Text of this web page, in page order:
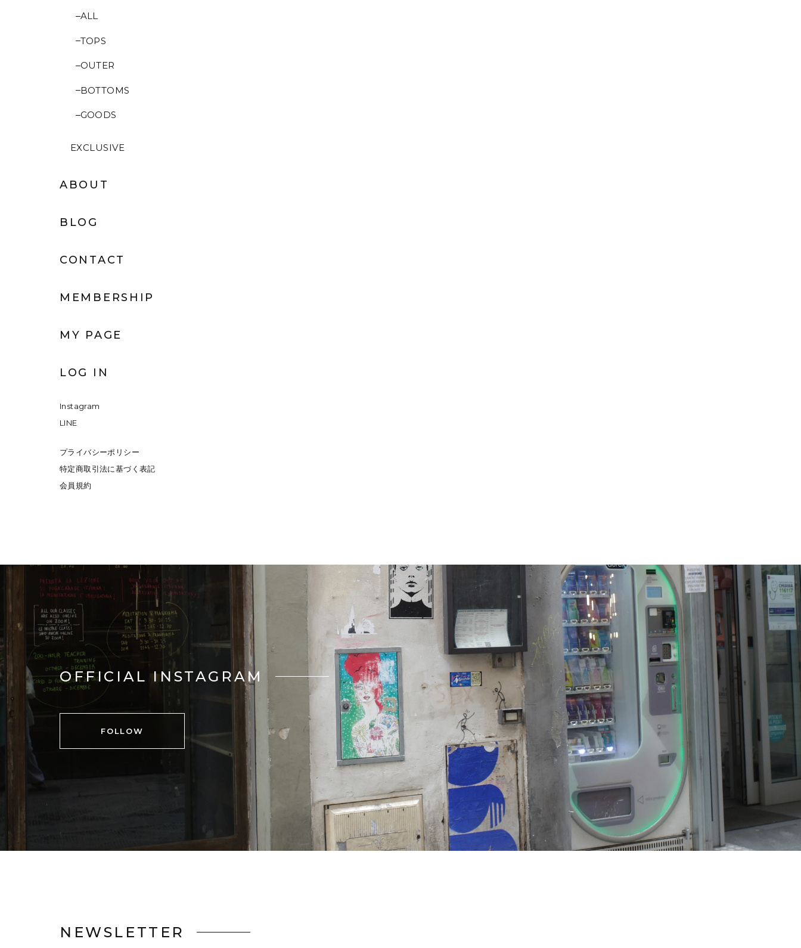
ALL
TOPS
OUTER
BOTTOMS
GOODS
EXCLUSIVE
ABOUT
BLOG
CONTACT
MEMBERSHIP
MY PAGE
LOG IN
Instagram
LINE
プライバシーポリシー
特定商取引法に基づく表記
会員規約
OFFICIAL INSTAGRAM
FOLLOW
NEWSLETTER